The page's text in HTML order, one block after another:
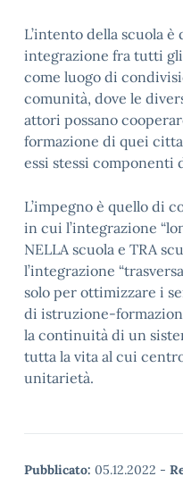
L’intento della scuola
integrazione fra tutti
come luogo di
comunità, dove le
attori possano
formazione di quei
essi stessi componenti
L’impegno è quello di
in cui l’integrazione
NELLA scuola e TRA
l’integrazione
solo per ottimizzare i
di istruzione-
la continuità di un
tutta la vita al cui
unitarietà.
Pubblicato: 05.12.2022 -